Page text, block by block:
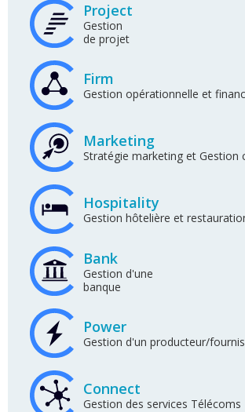
Project
Gestion
de projet
Firm
Gestion opérationnelle et
Marketing
Stratégie marketing et Gestion
Hospitality
Gestion hôtelière et
Bank
Gestion d'une
banque
Power
Gestion d'un producteur/
Connect
Gestion des services Télécoms